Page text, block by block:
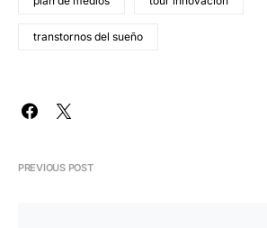
transtornos del sueño
PREVIOUS POST